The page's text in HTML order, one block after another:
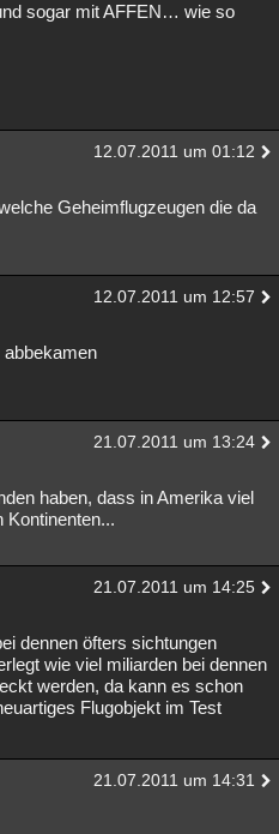
sogar mit AFFEN… wie so
12.07.2011 um 01:12
Geheimflugzeugen die da
12.07.2011 um 12:57
21.07.2011 um 13:24
haben, dass in Amerika viel
Kontinenten...
21.07.2011 um 14:25
dennen öfters sichtungen
wie viel miliarden bei dennen
werden, da kann es schon
Flugobjekt im Test
21.07.2011 um 14:31